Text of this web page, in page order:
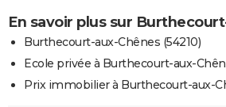
En savoir plus sur
Burthecourt-aux-Chênes (54210)
Ecole privée à Burthecourt-aux-
Prix immobilier à Burthecourt-aux-